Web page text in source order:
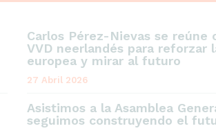
Carlos Pérez-Nievas se
VVD neerlandés para reforzar
europea y mirar al futuro
27 Abril 2026
Asistimos a la Asamblea
seguimos construyendo el